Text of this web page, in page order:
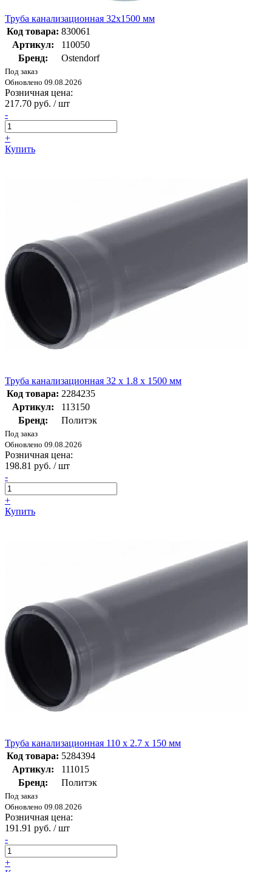
Труба канализационная 32х1500 мм
Код товара: 830061
Артикул:
110050
Бренд:
Ostendorf
Под заказ
Обновлено 09.08.2026
Розничная цена:
217.70 руб. / шт
-
+
Купить
Труба канализационная 32 х 1.8 х 1500 мм
Код товара: 2284235
Артикул:
113150
Бренд:
Политэк
Под заказ
Обновлено 09.08.2026
Розничная цена:
198.81 руб. / шт
-
+
Купить
Труба канализационная 110 х 2.7 х 150 мм
Код товара: 5284394
Артикул:
111015
Бренд:
Политэк
Под заказ
Обновлено 09.08.2026
Розничная цена:
191.91 руб. / шт
-
+